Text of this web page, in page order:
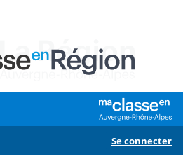
Se connecter